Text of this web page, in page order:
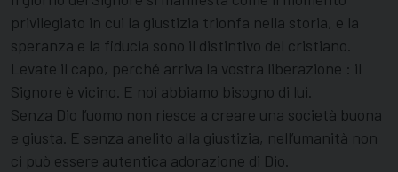
privilegiato in cui la giustizia trionfa nella storia, e la
speranza e la fiducia sono il distintivo del cristiano.
Levate il capo, perché arriva la vostra liberazione : il
Signore è vicino. E noi abbiamo bisogno di lui.
Senza Dio l’uomo non riesce a creare una società buona
e giusta. E senza anelito alla giustizia, nell’umanità non
ci può essere autentica adorazione di Dio.